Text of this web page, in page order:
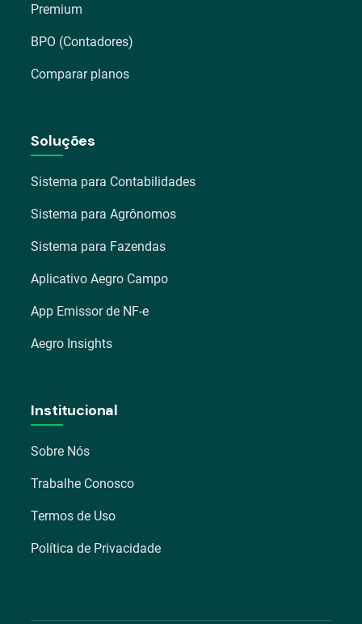
Premium
BPO (Contadores)
Comparar planos
Soluções
Sistema para Contabilidades
Sistema para Agrônomos
Sistema para Fazendas
Aplicativo Aegro Campo
App Emissor de NF-e
Aegro Insights
Institucional
Sobre Nós
Trabalhe Conosco
Termos de Uso
Política de Privacidade